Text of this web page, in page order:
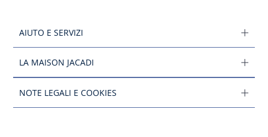
AIUTO E SERVIZI
LA MAISON JACADI
NOTE LEGALI E COOKIES